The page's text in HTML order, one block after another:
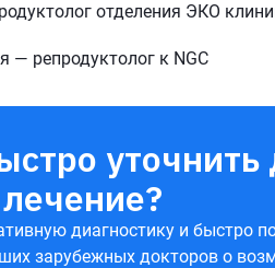
отделения ЭКО
— репродуктолог к NGC
уточнить
диагностику и быстро
зарубежных докторов о